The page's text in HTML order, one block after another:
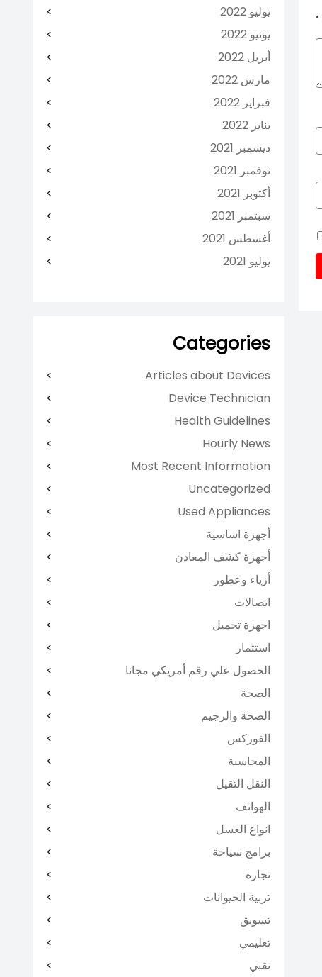
*
يوليو 2022
يونيو 2022
أبريل 2022
مارس 2022
فبراير 2022
يناير 2022
ديسمبر 2021
نوفمبر 2021
أكتوبر 2021
سبتمبر 2021
أغسطس 2021
يوليو 2021
Categories
Articles about Devices
Device Technician
Health Guidelines
Hourly News
Most Recent Information
Uncategorized
Used Appliances
أجهزة اساسية
أجهزة كشف المعادن
أزياء وعطور
اتصالات
اجهزة تجميل
استثمار
الحصول علي رقم أمريكي مجانا
الصحة
الصحة والرجيم
الفوركس
المحاسبة
النقل الثقيل
الهواتف
انواع العسل
برامج سياحة
تجاره
تربية الحيوانات
تسويق
تعليمي
تقني